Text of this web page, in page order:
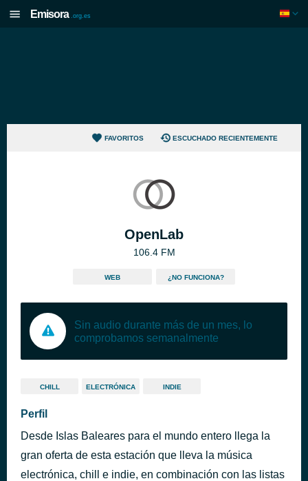
Emisora .org.es
FAVORITOS ESCUCHADO RECIENTEMENTE
OpenLab
106.4 FM
WEB ¿NO FUNCIONA?
Sin audio durante más de un mes, lo
comprobamos semanalmente
CHILL ELECTRÓNICA INDIE
Perfil
Desde Islas Baleares para el mundo entero llega la
gran oferta de esta estación que lleva la música
electrónica, chill e indie, en combinación con las listas